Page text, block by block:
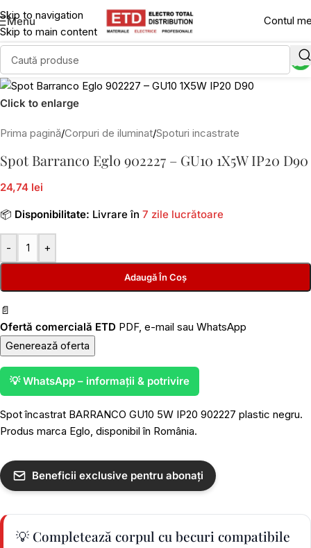
Skip to navigation
Skip to main content
Menu Contul
Click to enlarge
Prima pagină/Corpuri de iluminat/Spoturi incastrate
Spot Barranco Eglo 902227 – GU10 1X5W IP20 D90
24,74 lei
📦 Disponibilitate: Livrare în 7 zile lucrătoare
- +
Adaugă În Coș
📄
Ofertă comercială ETD PDF, e-mail sau WhatsApp
Generează oferta
💡 WhatsApp – informații & potrivire
Spot încastrat BARRANCO GU10 5W IP20 902227 plastic negru.
Produs marca Eglo, disponibil în România.
Beneficii exclusive pentru abonați
💡 Completează corpul cu becuri compatibile